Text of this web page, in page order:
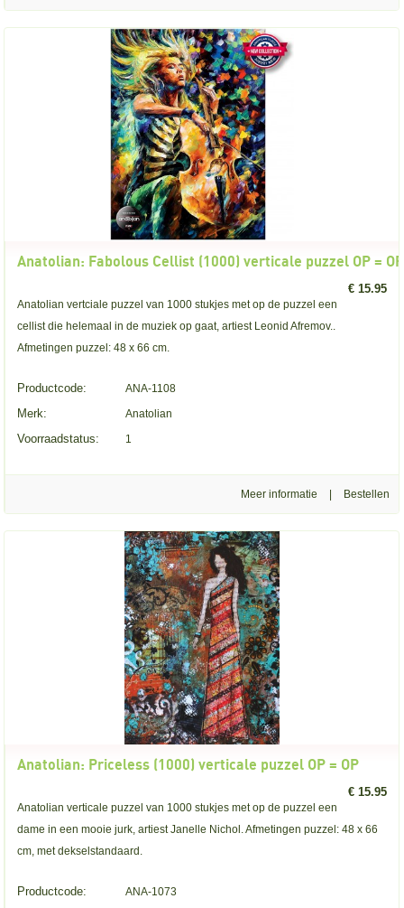
Anatolian: Fabolous Cellist (1000) verticale puzzel OP = OP
€ 15.95
Anatolian vertciale puzzel van 1000 stukjes met op de puzzel een
cellist die helemaal in de muziek op gaat, artiest Leonid Afremov..
Afmetingen puzzel: 48 x 66 cm.
Productcode: ANA-1108
Merk: Anatolian
Voorraadstatus: 1
Meer informatie
Anatolian: Priceless (1000) verticale puzzel OP = OP
€ 15.95
Anatolian verticale puzzel van 1000 stukjes met op de puzzel een
dame in een mooie jurk, artiest Janelle Nichol. Afmetingen puzzel: 48 x 66
cm, met dekselstandaard.
Productcode: ANA-1073